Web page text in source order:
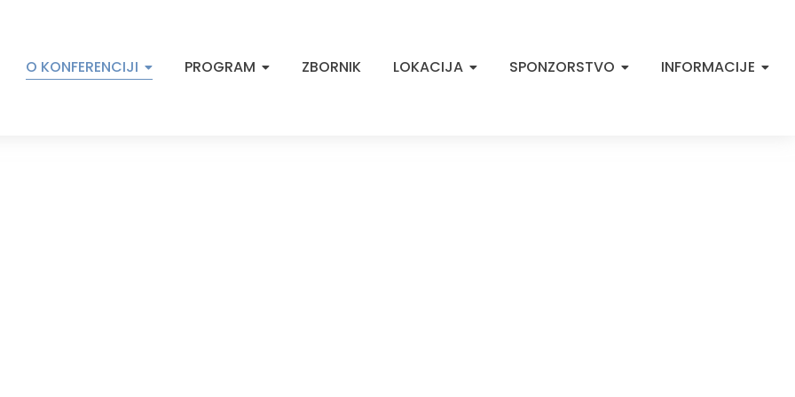
O KONFERENCIJI PROGRAM ZBORNIK LOKACIJA SPONZORSTVO INFORMACIJE